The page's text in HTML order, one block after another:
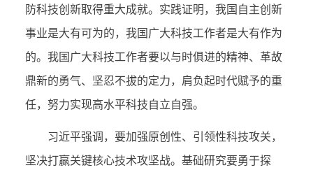
防科技创新取得重大成就。实践证明，我国自主创新
事业是大有可为的，我国广大科技工作者是大有作为
的。我国广大科技工作者要以与时俱进的精神、革故
鼎新的勇气、坚忍不拔的定力，肩负起时代赋予的重
任，努力实现高水平科技自立自强。
习近平强调，要加强原创性、引领性科技攻关，
坚决打赢关键核心技术攻坚战。基础研究要勇于探